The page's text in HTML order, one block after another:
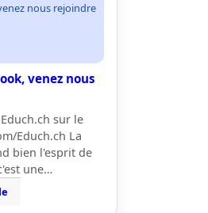
nous rejoindre
venez nous
sur le
Educh.ch La
bien l'esprit de
une…